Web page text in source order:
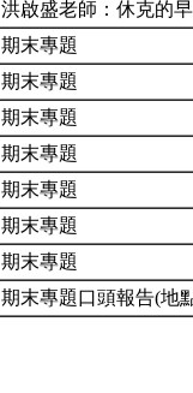
洪啟盛老師：休克的
期末專題
期末專題
期末專題
期末專題
期末專題
期末專題
期末專題
期末專題口頭報告(地